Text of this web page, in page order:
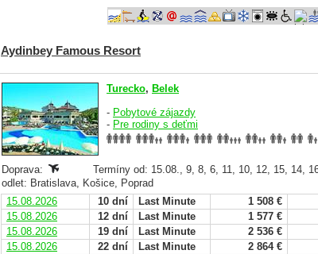
Aydinbey Famous Resort
Turecko, Belek
- Pobytové zájazdy
- Pre rodiny s deťmi
Doprava:
Termíny od: 15.08., 9, 8, 6, 11, 10, 12, 15, 14,
odlet: Bratislava, Košice, Poprad
15.08.2026
10 dní Last Minute 1 508 €
15.08.2026
12 dní Last Minute 1 577 €
15.08.2026
19 dní Last Minute 2 536 €
15.08.2026
22 dní Last Minute 2 864 €